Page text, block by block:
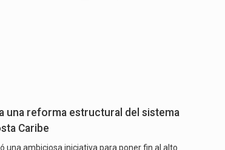
una reforma estructural del sistema
Caribe
una ambiciosa iniciativa para poner fin al alto